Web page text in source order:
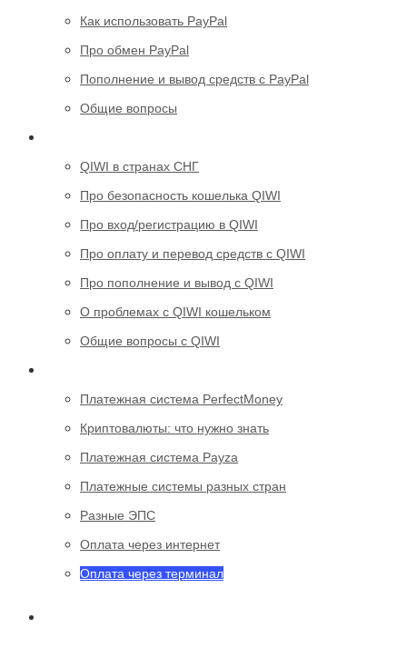
Как использовать PayPal
Про обмен PayPal
Пополнение и вывод средств с PayPal
Общие вопросы
QIWI в странах СНГ
Про безопасность кошелька QIWI
Про вход/регистрацию в QIWI
Про оплату и перевод средств c QIWI
Про пополнение и вывод с QIWI
О проблемах с QIWI кошельком
Общие вопросы с QIWI
Платежная система PerfectMoney
Криптовалюты: что нужно знать
Платежная система Payza
Платежные системы разных стран
Разные ЭПС
Оплата через интернет
Оплата через терминал